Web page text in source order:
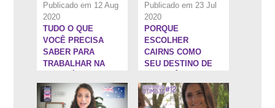
Publicado em 12 Aug
2020
TUDO O QUE
VOCÊ PRECISA
SABER PARA
TRABALHAR NA
Publicado em 23 Jul
2020
PORQUE
ESCOLHER
CAIRNS COMO
SEU DESTINO DE
AUSTRÁLIA
6:34''